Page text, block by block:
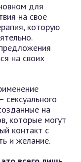
для
на свое
которую
на своих
сексуального
на
которые могут
контакт с
и желание.